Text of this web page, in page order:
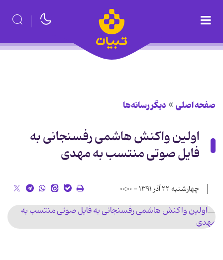
صفحه اصلی دیگر رسانه‌ها
اولین واکنش هاشمی رفسنجانی به
فایل صوتی منتسب به مهدی
چهارشنبه ۲۲ آذر ۱۳۹۱ - ۰۰:۰۰